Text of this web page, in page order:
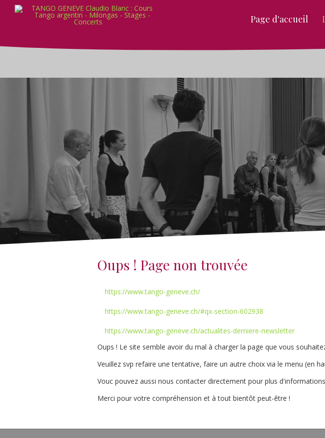
Page d'accueil
Oups ! Page non trouvée
https://www.tango-geneve.ch/
https://www.tango-geneve.ch/#qx-section-602938
https://www.tango-geneve.ch/actualites-derniere-newsletter
Oups ! Le site semble avoir du mal à charger la page que vous
Veuillez svp refaire une tentative, faire un autre choix via le menu (en
Vouc pouvez aussi nous contacter directement pour plus
Merci pour votre compréhension et à tout bientôt peut-être !